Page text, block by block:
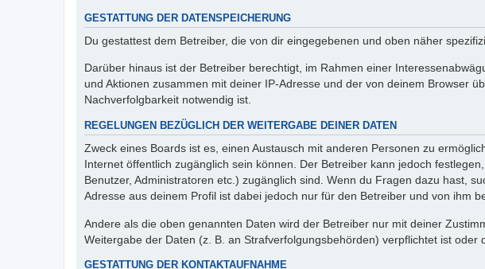
GESTATTUNG DER DATENSPEICHERUNG
Du gestattest dem Betreiber, die von dir eingegebenen und oben näher
Darüber hinaus ist der Betreiber berechtigt, im Rahmen einer
und Aktionen zusammen mit deiner IP-Adresse und der von deinem Browser
Nachverfolgbarkeit notwendig ist.
REGELUNGEN BEZÜGLICH DER WEITERGABE DEINER DATEN
Zweck eines Boards ist es, einen Austausch mit anderen Personen zu
Internet öffentlich zugänglich sein können. Der Betreiber kann jedoch
Benutzer, Administratoren etc.) zugänglich sind. Wenn du Fragen dazu hast,
Adresse aus deinem Profil ist dabei jedoch nur für den Betreiber und von ihm
Andere als die oben genannten Daten wird der Betreiber nur mit deiner
Weitergabe der Daten (z. B. an Strafverfolgungsbehörden) verpflichtet ist
GESTATTUNG DER KONTAKTAUFNAHME